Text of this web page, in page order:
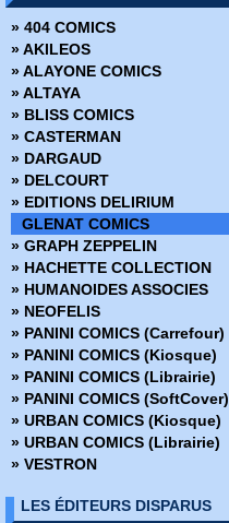
» Captain Biceps
» Coda Omnibus
» Contro Natura Omnibus
» Crimson Omnibus
» Critical hit
» Croquemitaines
» Curse Words
» Danger Girl
» Dark Crystal
» Day Men
» Dead Letters
» Denver & other stories
» Devolution
» Drifter
» Evil Empire
» Fairy Quest
» Fanboys vs Zombies
» Five Ghosts
» Furious
» Ghost
» Golem
» Goners
Hadrian's Wall
» 404 COMICS
» AKILEOS
» ALAYONE COMICS
» ALTAYA
» BLISS COMICS
» CASTERMAN
» DARGAUD
» DELCOURT
» EDITIONS DELIRIUM
GLENAT COMICS
» GRAPH ZEPPELIN
» HACHETTE COLLECTION
» HUMANOIDES ASSOCIES
» NEOFELIS
» PANINI COMICS (Carrefour)
» PANINI COMICS (Kiosque)
» PANINI COMICS (Librairie)
» PANINI COMICS (SoftCover)
» URBAN COMICS (Kiosque)
» URBAN COMICS (Librairie)
» VESTRON
LES ÉDITEURS DISPARUS